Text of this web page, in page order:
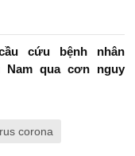
cứu bệnh nhân
Nam qua cơn nguy
corona